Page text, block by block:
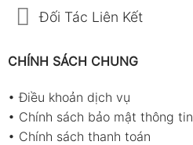
Đối Tác Liên Kết
CHÍNH SÁCH CHUNG
•Điều khoản dịch vụ
• Chính sách bảo mật thông tin
• Chính sách thanh toán